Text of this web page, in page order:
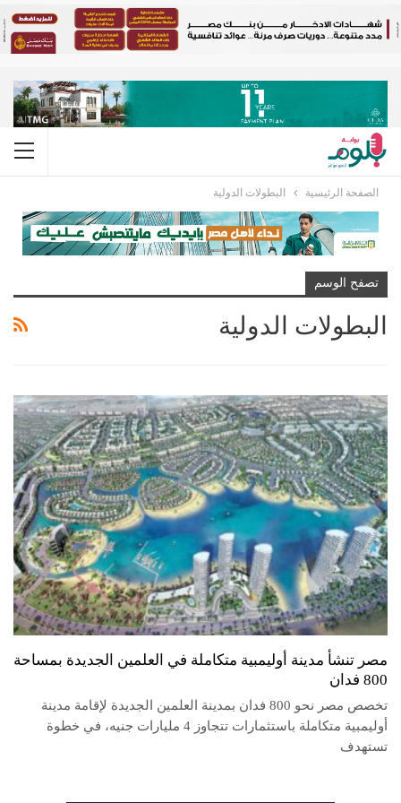
الصفحة الرئيسية البطولات الدولية
تصفح الوسم
البطولات الدولية
مصر تنشأ مدينة أوليمبية متكاملة في العلمين الجديدة بمساحة
800 فدان
تخصص مصر نحو 800 فدان بمدينة العلمين الجديدة لإقامة مدينة
أوليمبية متكاملة باستثمارات تتجاوز 4 مليارات جنيه، في خطوة
تستهدف